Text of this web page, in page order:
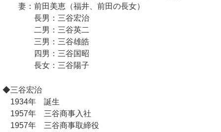
妻：前田美恵（福井、前田の長女）
長男：三谷宏治
二男：三谷英二
三男：三谷雄皓
四男：三谷国昭
長女：三谷陽子
◆三谷宏治
1934年 誕生
1957年 三谷商事入社
1957年 三谷商事取締役